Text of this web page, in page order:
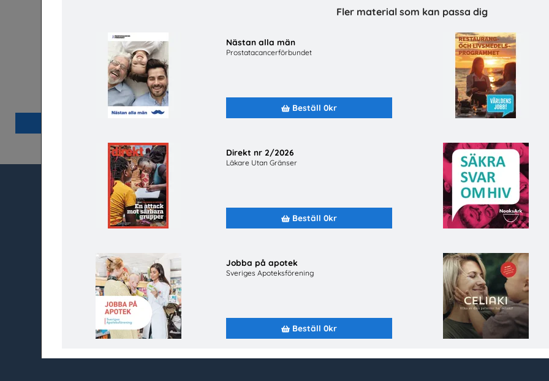
Fler material som kan passa dig
Nästan alla män
Prostatacancerförbundet
Beställ 0kr
Direkt nr 2/2026
Läkare Utan Gränser
Beställ 0kr
Jobba på apotek
Sveriges Apoteksförening
Beställ 0kr
Lätta trycket MINI
Hej främling Sverige
info@utbudet.se
facebookinstagram linkedin
Kundtjänst
Kontakt
Så beställer du
Mina sidor
Beställ material
Alla material
Kahoot
Om oss
Om utbudet.se
Miljöpolicy
För
Medverka på